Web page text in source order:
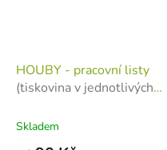
HOUBY - pracovní listy
(tiskovina v jednotlivých
Skladem